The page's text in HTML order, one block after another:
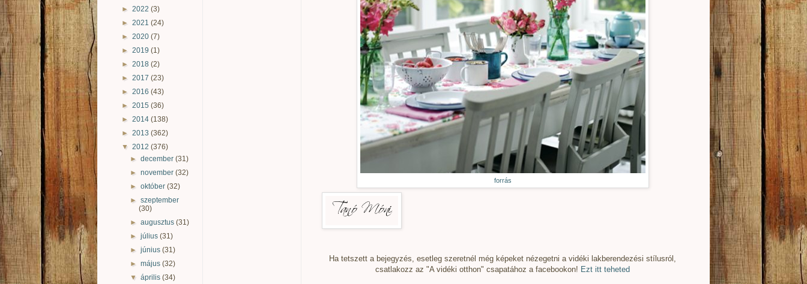
forrás
Ha tetszett a bejegyzés, esetleg szeretnél még képeket nézegetni a vidéki lakberendezési stílusról,
csatlakozz az "A vidéki otthon" csapatához a facebookon! Ezt itt teheted
► 2022 (3)
► 2021 (24)
► 2020 (7)
► 2019 (1)
► 2018 (2)
► 2017 (23)
► 2016 (43)
► 2015 (36)
► 2014 (138)
► 2013 (362)
▼ 2012 (376)
►december(31)
►november(32)
►október(32)
►szeptember
(30)
►augusztus(31)
►július(31)
►június(31)
►május(32)
▼április(34)